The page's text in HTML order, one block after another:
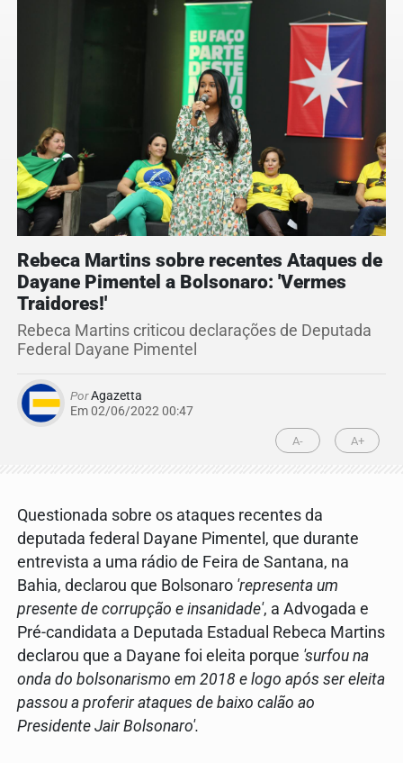
Rebeca Martins sobre recentes Ataques de
Dayane Pimentel a Bolsonaro: 'Vermes
Traidores!'
Rebeca Martins criticou declarações de Deputada
Federal Dayane Pimentel
PorAgazetta
Em 02/06/2022 00:47
A- A+
Questionada sobre os ataques recentes da
deputada federal Dayane Pimentel, que durante
entrevista a uma rádio de Feira de Santana, na
Bahia, declarou que Bolsonaro 'representa um
presente de corrupção e insanidade', a Advogada e
Pré-candidata a Deputada Estadual Rebeca Martins
declarou que a Dayane foi eleita porque 'surfou na
onda do bolsonarismo em 2018 e logo após ser eleita
passou a proferir ataques de baixo calão ao
Presidente Jair Bolsonaro'.